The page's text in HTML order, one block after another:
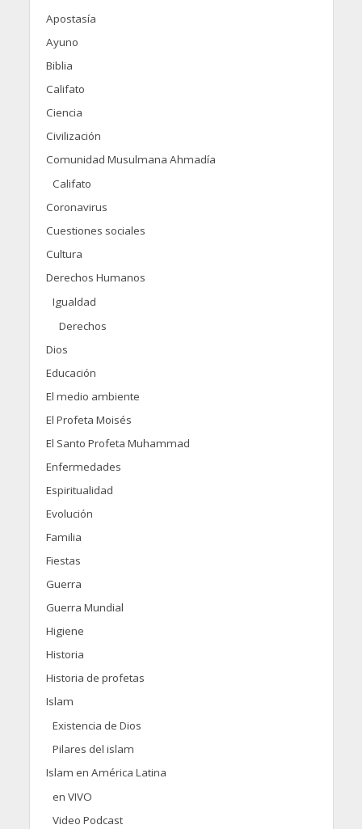
Apostasía
Ayuno
Biblia
Califato
Ciencia
Civilización
Comunidad Musulmana Ahmadía
Califato
Coronavirus
Cuestiones sociales
Cultura
Derechos Humanos
Igualdad
Derechos
Dios
Educación
El medio ambiente
El Profeta Moisés
El Santo Profeta Muhammad
Enfermedades
Espiritualidad
Evolución
Familia
Fiestas
Guerra
Guerra Mundial
Higiene
Historia
Historia de profetas
Islam
Existencia de Dios
Pilares del islam
Islam en América Latina
en VIVO
Video Podcast